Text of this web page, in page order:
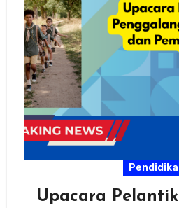
Upacara